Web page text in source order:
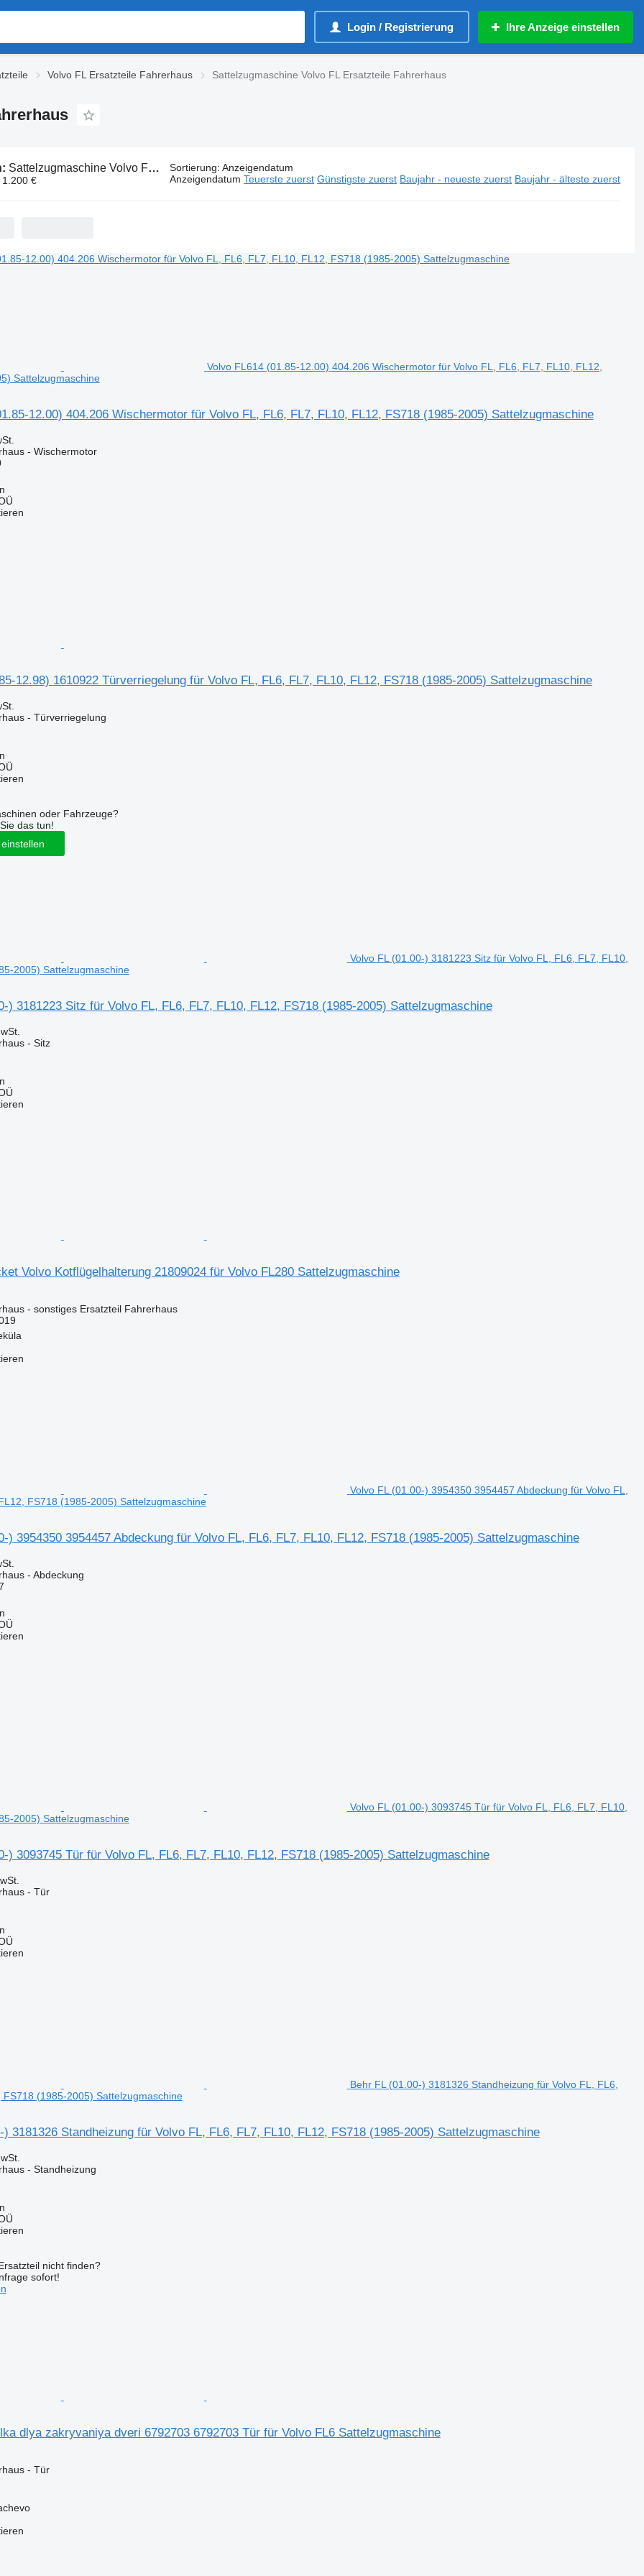
Login / Registrierung Ihre Anzeige einstellen
Volvo FL Ersatzteile Fahrerhaus Sattelzugmaschine Volvo FL Ersatzteile Fahrerhaus
Sattelzugmaschine Volvo FL Ersatzteile Fahrerhaus
€
Sortierung: Anzeigendatum
Anzeigendatum Teuerste zuerst Günstigste zuerst Baujahr - neueste zuerst Baujahr - älteste zuerst
Volvo FL614 (01.85-12.00) 404.206 Wischermotor für Volvo FL, FL6, FL7, FL10, FL12,
Sattelzugmaschine
12.00) 404.206 Wischermotor für Volvo FL, FL6, FL7, FL10, FL12, FS718 (1985-2005) Sattelzugmaschine
- Wischermotor
12.98) 1610922 Türverriegelung für Volvo FL, FL6, FL7, FL10, FL12, FS718 (1985-2005) Sattelzugmaschine
- Türverriegelung
oder Fahrzeuge?
das tun!
Volvo FL (01.00-) 3181223 Sitz für Volvo FL, FL6, FL7, FL10,
2005) Sattelzugmaschine
) 3181223 Sitz für Volvo FL, FL6, FL7, FL10, FL12, FS718 (1985-2005) Sattelzugmaschine
- Sitz
Volvo Kotflügelhalterung 21809024 für Volvo FL280 Sattelzugmaschine
- sonstiges Ersatzteil Fahrerhaus
Volvo FL (01.00-) 3954350 3954457 Abdeckung für Volvo FL,
FS718 (1985-2005) Sattelzugmaschine
) 3954350 3954457 Abdeckung für Volvo FL, FL6, FL7, FL10, FL12, FS718 (1985-2005) Sattelzugmaschine
- Abdeckung
Volvo FL (01.00-) 3093745 Tür für Volvo FL, FL6, FL7, FL10,
2005) Sattelzugmaschine
) 3093745 Tür für Volvo FL, FL6, FL7, FL10, FL12, FS718 (1985-2005) Sattelzugmaschine
- Tür
Behr FL (01.00-) 3181326 Standheizung für Volvo FL, FL6,
(1985-2005) Sattelzugmaschine
) 3181326 Standheizung für Volvo FL, FL6, FL7, FL10, FL12, FS718 (1985-2005) Sattelzugmaschine
- Standheizung
nicht finden?
sofort!
dlya zakryvaniya dveri 6792703 6792703 Tür für Volvo FL6 Sattelzugmaschine
- Tür